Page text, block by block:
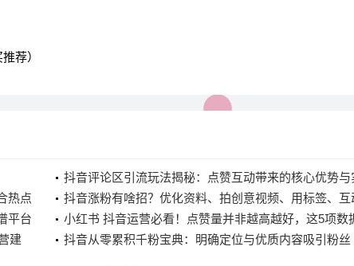
荐）
抖音评论区引流玩法揭秘：点赞互动带来的核心优势与
步骤
热点
抖音涨粉有啥招？优化资料、拍创意视频、用标签、互
搞定
平台
小红书 抖音运营必看！点赞量并非越高越好，这5项数
你精准分析
建
抖音从零累积千粉宝典：明确定位与优质内容吸引粉丝